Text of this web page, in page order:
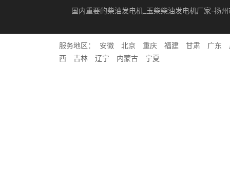
国内重要的柴油发电机_玉柴柴油发电机厂家-扬
服务地区： 安徽 北京 重庆 福建 甘肃 广东
西
吉林 辽宁 内蒙古 宁夏